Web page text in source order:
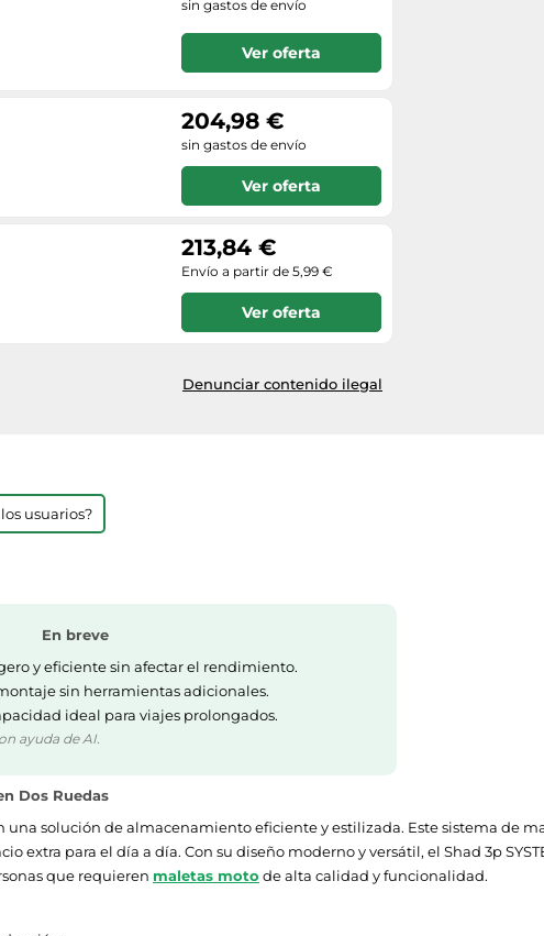
sin gastos de envío
Ver oferta
204,98 €
sin gastos de envío
Ver oferta
213,84 €
Envío a partir de 5,99 €
Ver oferta
Denunciar contenido ilegal
usuarios?
En breve
y eficiente sin afectar el rendimiento.
sin herramientas adicionales.
ideal para viajes prolongados.
ayuda de AI.
Dos Ruedas
solución de almacenamiento eficiente y estilizada. Este sistema de
para el día a día. Con su diseño moderno y versátil, el Shad 3p
que requieren maletas moto de alta calidad y funcionalidad.